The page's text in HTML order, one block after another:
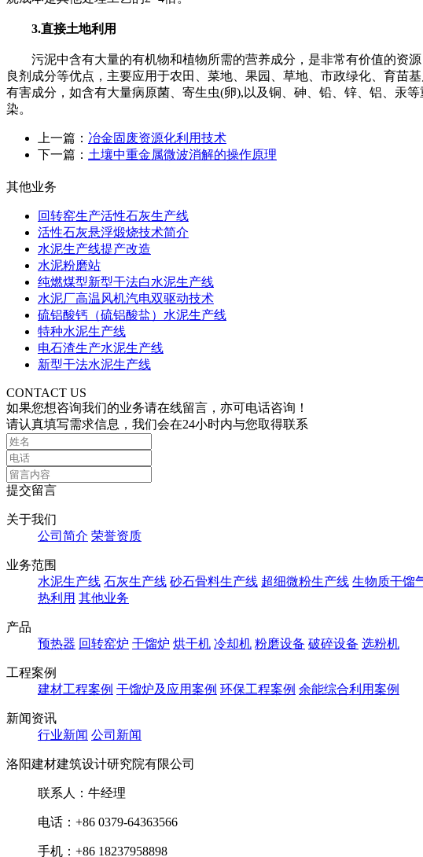
3.直接土地利用
污泥中含有大量的有机物和植物所需的营养成分，是非常有价值的资源
良剂成分等优点，主要应用于农田、菜地、果园、草地、市政绿化、育苗
有害成分，如含有大量病原菌、寄生虫(卵),以及铜、砷、铅、锌、铝、汞
染。
上一篇： 冶金固废资源化利用技术
下一篇： 土壤中重金属微波消解的操作原理
其他业务
回转窑生产活性石灰生产线
活性石灰悬浮煅烧技术简介
水泥生产线提产改造
水泥粉磨站
纯燃煤型新型干法白水泥生产线
水泥厂高温风机汽电双驱动技术
硫铝酸钙（硫铝酸盐）水泥生产线
特种水泥生产线
电石渣生产水泥生产线
新型干法水泥生产线
CONTACT US
如果您想咨询我们的业务请在线留言，亦可电话咨询！
请认真填写需求信息，我们会在24小时内与您取得联系
提交留言
关于我们
公司简介 荣誉资质
业务范围
水泥生产线 石灰生产线 砂石骨料生产线 超细微粉生产线 生物质干馏
热利用 其他业务
产品
预热器 回转窑炉 干馏炉 烘干机 冷却机 粉磨设备 破碎设备 选粉机
工程案例
建材工程案例 干馏炉及应用案例 环保工程案例 余能综合利用案例
新闻资讯
行业新闻 公司新闻
洛阳建材建筑设计研究院有限公司
联系人：牛经理
电话：+86 0379-64363566
手机：+86 18237958898